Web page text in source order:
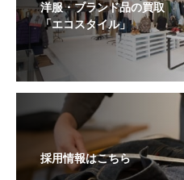
洋服・ブランド品の買取
「エコスタイル」
採用情報はこちら